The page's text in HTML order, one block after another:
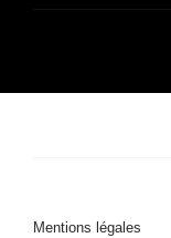
Mentions légales